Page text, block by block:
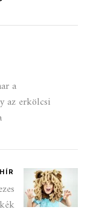
a
az erkölcsi